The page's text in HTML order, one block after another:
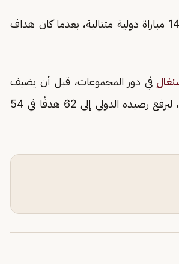
ويواصل هالاند عروضه التهديفية مع منتخب بلاده، إذ سجل في آخر 14 مباراة دولية متتالية، بعدما كان هداف
في دور المجموعات، قبل أن يضيف
في دور الـ32، وثنائية أمام البرازيل في دور الـ16، ليرفع رصيده الدولي إلى 62 هدفًا في 54